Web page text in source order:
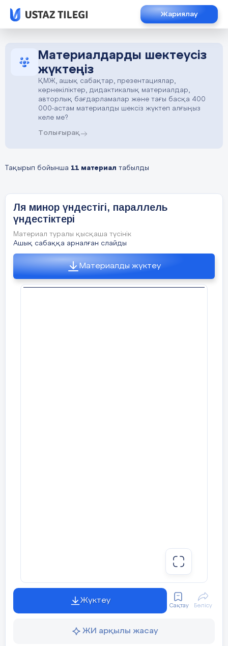
Жариялау
Материалдарды шектеусіз
жүктеңіз
ҚМЖ, ашық сабақтар, презентациялар,
көрнекіліктер, дидактикалық материалдар,
авторлық бағдарламалар және тағы басқа 400
000-астам материалды шексіз жүктеп алғыңыз
келе ме?
Толығырақ
Тақырып бойынша 11 материал табылды
Ля минор үндестігі, параллель
үндестіктері
Материал туралы қысқаша түсінік
Ашық сабаққа арналған слайды
Материалды жүктеу
Жүктеу
Сақтау Бөлісу
ЖИ арқылы жасау